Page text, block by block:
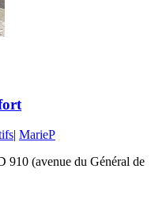
| MarieP
910 (avenue du Général de